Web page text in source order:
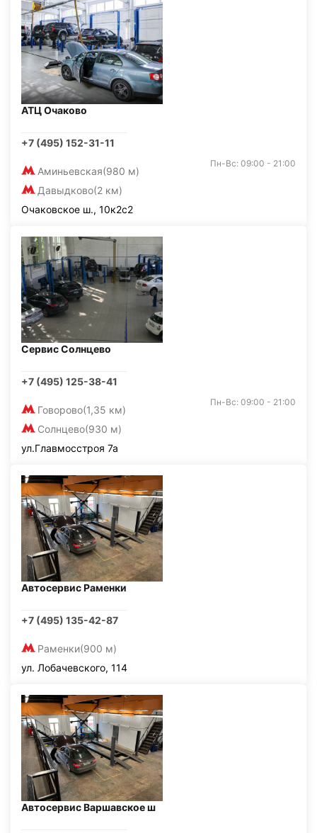
АТЦ Очаково
+7 (495) 152-31-11
Аминьевская(980 м)
Давыдково(2 км)
Пн-Вс: 09:00 - 21:00
Очаковское ш., 10к2с2
Сервис Солнцево
+7 (495) 125-38-41
Говорово(1,35 км)
Солнцево(930 м)
Пн-Вс: 09:00 - 21:00
ул.Главмосстроя 7а
Автосервис Раменки
+7 (495) 135-42-87
Раменки(900 м)
ул. Лобачевского, 114
Автосервис Варшавское ш